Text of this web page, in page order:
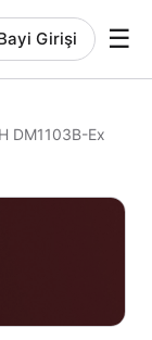
Girişi ☰
DM1103B-Ex